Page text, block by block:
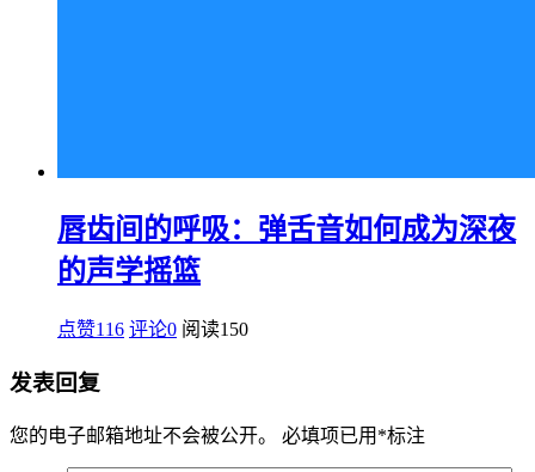
唇齿间的呼吸：弹舌音如何成为深夜
的声学摇篮
点赞116 评论0 阅读150
发表回复
您的电子邮箱地址不会被公开。 必填项已用 *标注